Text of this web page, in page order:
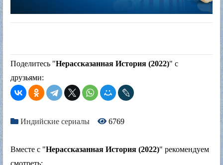
Поделитесь "Нерассказанная История (2022)" с
друзьями:
Индийские сериалы 6769
Вместе с "Нерассказанная История (2022)" рекомендуем